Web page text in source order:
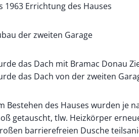
1963 Errichtung des Hauses
der zweiten Garage
das Dach mit Bramac Donau
das Dach von der zweiten
Bestehen des Hauses wurden je
getauscht, tlw. Heizkörper
barrierefreien Dusche